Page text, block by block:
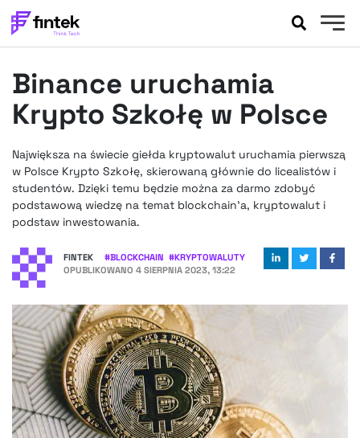
BANKOWOŚĆ
EVENTY
FELIETONY
WYWIADY
LEGAL
PODCASTY
FINTEK EXTRA
OKIEM EKSPERTA
Binance uruchamia
Krypto Szkołę w Polsce
Największa na świecie giełda kryptowalut uruchamia pierwszą
w Polsce Krypto Szkołę, skierowaną głównie do licealistów i
studentów. Dzięki temu będzie można za darmo zdobyć
podstawową wiedzę na temat blockchain’a, kryptowalut i
podstaw inwestowania.
FINTEK #BLOCKCHAIN #KRYPTOWALUTY
OPUBLIKOWANO 4 SIERPNIA 2023, 13:22